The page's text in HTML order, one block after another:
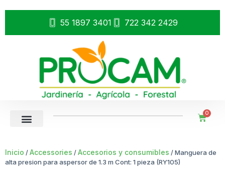
55 1897 3401 722 342 2429
0
Inicio /Accessories /Accesorios y consumibles / Manguera de
alta presion para aspersor de 1.3 m Cont: 1 pieza (RY105)